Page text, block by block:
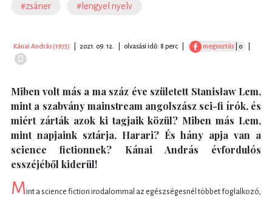
#zsáner #lengyel nyelv
Kánai András (1973) 2021. 09. 12. olvasási idő: 8 perc megosztás | 0
Miben volt más a ma száz éve született Stanisław Lem,
mint a szabvány mainstream angolszász sci-fi írók, és
miért zárták azok ki tagjaik közül? Miben más Lem,
mint napjaink sztárja, Harari? És hány apja van a
science fictionnek? Kánai András évfordulós
esszéjéből kiderül!
Mint a science fiction irodalommal az egészségesnél többet foglalkozó,